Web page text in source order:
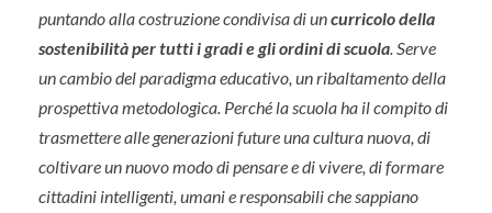
puntando alla costruzione condivisa di uncurricolo della
sostenibilità per tutti i gradi e gli ordini di scuola.Serve
un cambio del paradigma educativo, un ribaltamento della
prospettiva metodologica. Perché la scuola ha il compito di
trasmettere alle generazioni future una cultura nuova, di
coltivare un nuovo modo di pensare e di vivere, di formare
cittadini intelligenti, umani e responsabili che sappiano